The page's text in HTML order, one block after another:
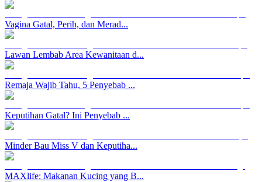
Vagina Gatal, Perih, dan Merad...
Lawan Lembab Area Kewanitaan d...
Remaja Wajib Tahu, 5 Penyebab ...
Keputihan Gatal? Ini Penyebab ...
Minder Bau Miss V dan Keputiha...
MAXlife: Makanan Kucing yang B...